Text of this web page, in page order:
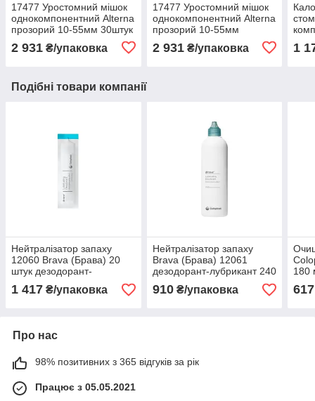
17477 Уростомний мішок
однокомпонентний Alterna
прозорий 10-55мм 30штук
2 931 ₴/упаковка
17477 Уростомний мішок
однокомпонентний Alterna
прозорий 10-55мм
2 931₴/упаковка 1
Подібні товари компанії
Нейтралізатор запаху
12060 Brava (Брава) 20
штук дезодорант-
лубрикант саше 7,5 мл
1 417 ₴/упаковка
Нейтралізатор запаху
Brava (Брава) 12061
дезодорант-лубрикант 240
мл во флаконі
910₴/упаковка
180
617
Про нас
98% позитивних з 365 відгуків за рік
Працює з 05.05.2021